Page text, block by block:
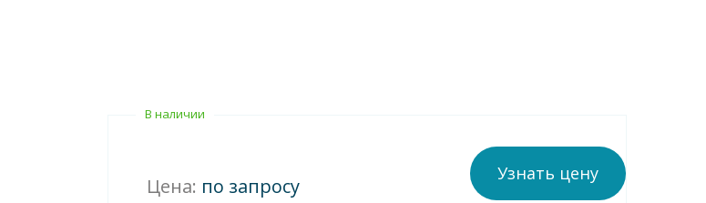
В наличии
Цена: по запросу
Узнать цену